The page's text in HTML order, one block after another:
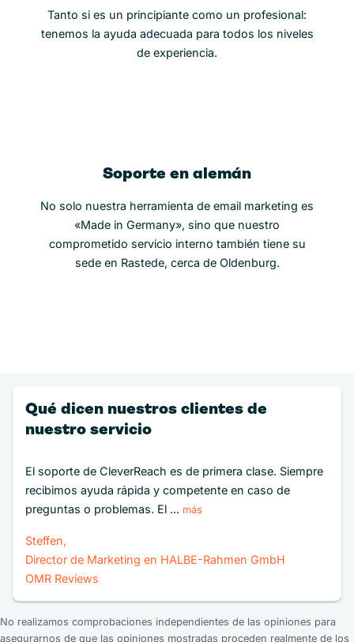
Tanto si es un principiante como un profesional:
tenemos la ayuda adecuada para todos los niveles
de experiencia.
Soporte en alemán
No solo nuestra herramienta de email marketing es
«Made in Germany», sino que nuestro
comprometido servicio interno también tiene su
sede en Rastede, cerca de Oldenburg.
Qué dicen nuestros clientes de
nuestro servicio
El soporte de CleverReach es de primera clase. Siempre
recibimos ayuda rápida y competente en caso de
preguntas o problemas. El ... más
Steffen,
Director de Marketing en HALBE-Rahmen GmbH
OMR Reviews
No realizamos comprobaciones independientes de las opiniones para
asegurarnos de que las opiniones mostradas proceden realmente de los